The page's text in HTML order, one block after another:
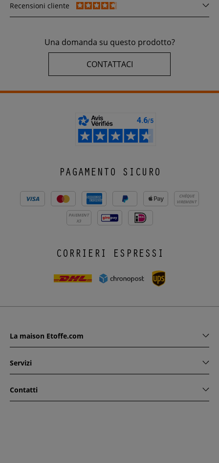
Recensioni cliente
Una domanda su questo prodotto?
CONTATTACI
PAGAMENTO SICURO
CHÈQUE
VIREMENT
PAIEMENT
X3
CORRIERI ESPRESSI
La maison Etoffe.com
Servizi
Contatti